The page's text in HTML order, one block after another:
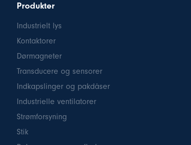
Produkter
Industrielt lys
Kontaktorer
Dørmagneter
Transducere og sensorer
Indkapslinger og pakdåser
Industrielle ventilatorer
Strømforsyning
Stik